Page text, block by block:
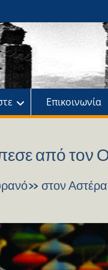
Επικοινωνία
από τον
στον Αστέρα